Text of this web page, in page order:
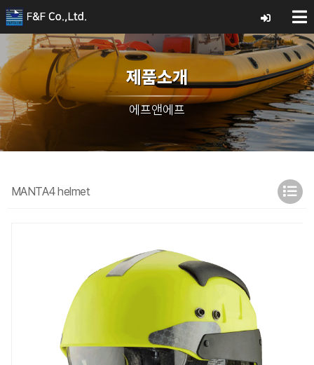
제품소개
에프앤에프
MANTA4 helmet